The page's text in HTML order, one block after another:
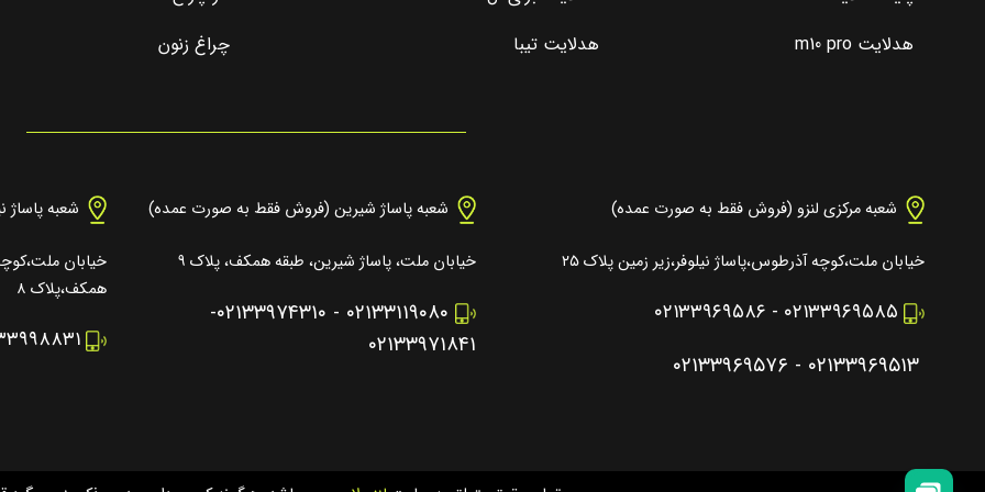
هدلایت m10 pro
هدلایت تیبا
چراغ زنون
شعبه مرکزی لنزو (فروش فقط به صورت عمده)
خیابان ملت،کوچه آذرطوس،پاساژ نیلوفر،زیر زمین پلاک ۲۵
۰۲۱۳۳۹۶۹۵۸۵ - ۰۲۱۳۳۹۶۹۵۸۶
۰۲۱۳۳۹۶۹۵۱۳ - ۰۲۱۳۳۹۶۹۵۷۶
شعبه پاساژ شیرین (فروش فقط به صورت عمده)
خیابان ملت، پاساژ شیرین، طبقه همکف، پلاک ۹
۰۲۱۳۳۱۱۹۰۸۰ - ۰۲۱۳۳۹۷۴۳۱۰-
۰۲۱۳۳۹۷۱۸۴۱
شعبه
خیابان
همکف،پلاک ۸